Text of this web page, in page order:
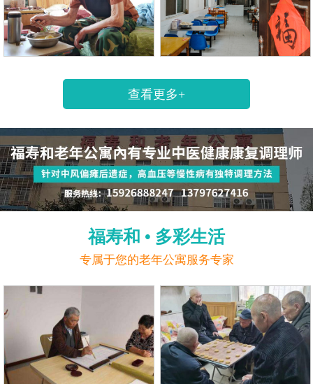
查看更多+
福寿和 • 多彩生活
专属于您的老年公寓服务专家